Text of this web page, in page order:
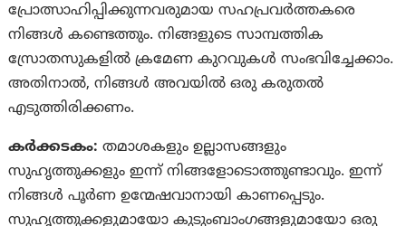
പ്രോത്സാഹിപ്പിക്കുന്നവരുമായ സഹപ്രവർത്തകരെ
നിങ്ങൾ കണ്ടെത്തും. നിങ്ങളുടെ സാമ്പത്തിക
സ്രോതസുകളിൽ ക്രമേണ കുറവുകൾ സംഭവിച്ചേക്കാം.
അതിനാൽ, നിങ്ങൾ അവയിൽ ഒരു കരുതൽ
എടുത്തിരിക്കണം.
കര്‍ക്കടകം:തമാശകളും ഉല്ലാസങ്ങളും
സുഹൃത്തുക്കളും ഇന്ന് നിങ്ങളോടൊത്തുണ്ടാവും. ഇന്ന്
നിങ്ങൾ പൂർണ ഉന്മേഷവാനായി കാണപ്പെടും.
സുഹൃത്തുക്കളുമായോ കുടുംബാംഗങ്ങളുമായോ ഒരു